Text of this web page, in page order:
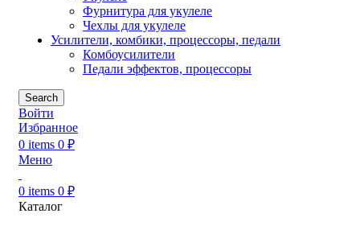
Фурнитура для укулеле
Чехлы для укулеле
Усилители, комбики, процессоры, педали
Комбоусилители
Педали эффектов, процессоры
Search
Войти
Избранное
0 items 0 ₽
Меню
0 items 0 ₽
Каталог